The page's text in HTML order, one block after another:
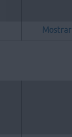
Mostrar